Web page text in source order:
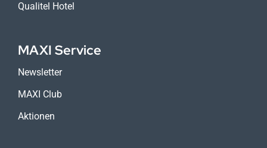
Qualitel Hotel
MAXI Service
Newsletter
MAXI Club
Aktionen